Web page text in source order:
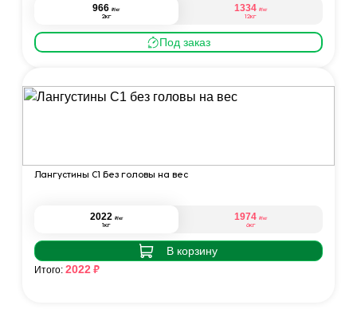
966 ₽/кг
2кг
1334 ₽/кг
12кг
Под заказ
Лангустины C1 без головы на вес
2022 ₽/кг
1кг
1974 ₽/кг
6кг
В корзину
Итого: 2022₽